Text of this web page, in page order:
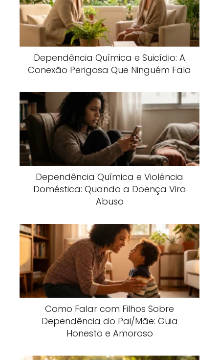
Dependência Química e Suicídio: A
Conexão Perigosa Que Ninguém Fala
Dependência Química e Violência
Doméstica: Quando a Doença Vira
Abuso
Como Falar com Filhos Sobre
Dependência do Pai/Mãe: Guia
Honesto e Amoroso